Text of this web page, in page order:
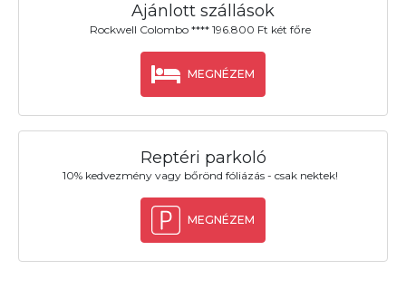
Ajánlott szállások
Rockwell Colombo **** 196.800 Ft két főre
MEGNÉZEM
Reptéri parkoló
10% kedvezmény vagy bőrönd fóliázás - csak nektek!
MEGNÉZEM